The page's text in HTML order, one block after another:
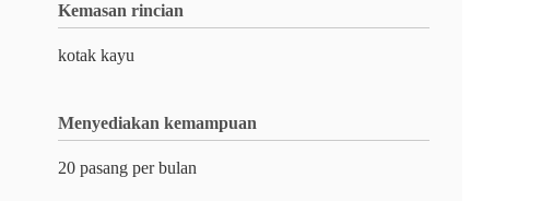
Kemasan rincian
kotak kayu
Menyediakan kemampuan
20 pasang per bulan